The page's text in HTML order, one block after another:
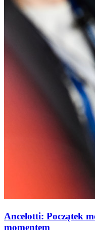
Ancelotti: Początek
momentem